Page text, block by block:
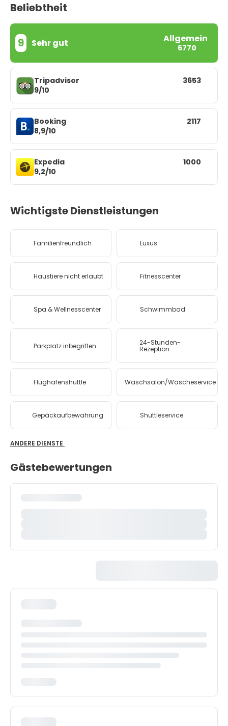
Beliebtheit
9 Sehr gut Allgemein
6770
Tripadvisor
9/10
3653
Booking
8,9/10
2117
Expedia
9,2/10
1000
Wichtigste Dienstleistungen
Familienfreundlich Luxus
Haustiere nicht erlaubt Fitnesscenter
Spa & Wellnesscenter Schwimmbad
Parkplatz inbegriffen 24-Stunden-
Rezeption
Flughafenshuttle Waschsalon/Wäscheservice
Gepäckaufbewahrung Shuttleservice
ANDERE DIENSTE
Gästebewertungen